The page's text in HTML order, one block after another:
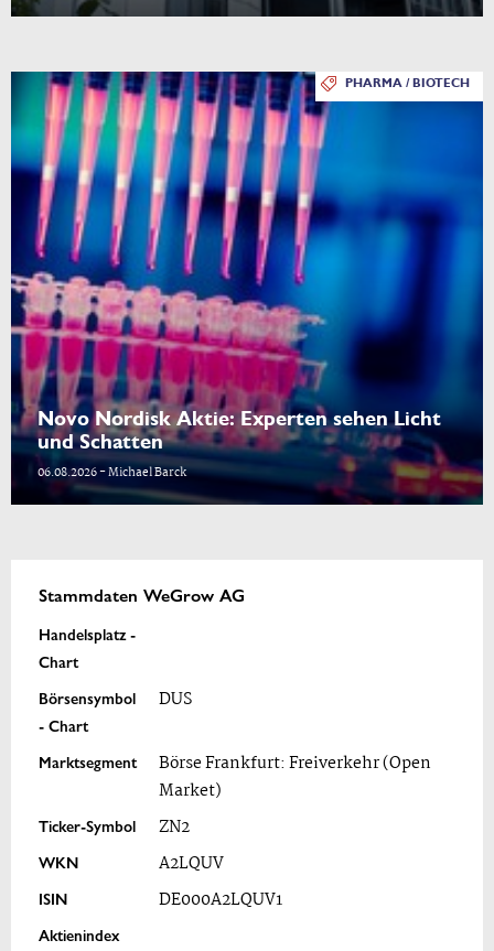
PHARMA / BIOTECH
Novo Nordisk Aktie: Experten sehen Licht
und Schatten
06.08.2026 - Michael Barck
Stammdaten WeGrow AG
Handelsplatz -
Chart
Börsensymbol
- Chart
DUS
Marktsegment
Börse Frankfurt: Freiverkehr (Open
Market)
Ticker-Symbol ZN2
WKN A2LQUV
ISIN DE000A2LQUV1
Aktienindex